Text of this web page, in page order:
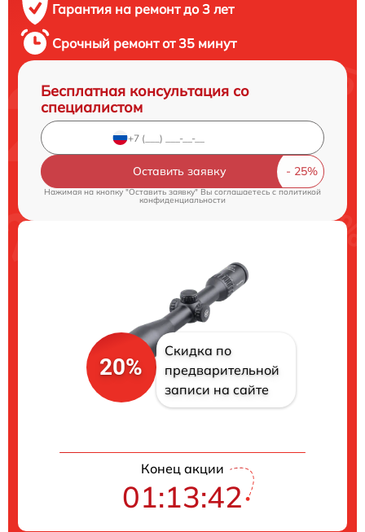
Гарантия на ремонт до 3 лет
Срочный ремонт от 35 минут
Бесплатная консультация со
специалистом
Оставить заявку
Нажимая на кнопку "Оставить заявку" Вы соглашаетесь c политикой
конфиденциальности
20%
Скидка по
предварительной
записи на сайте
Конец акции
01:13:42